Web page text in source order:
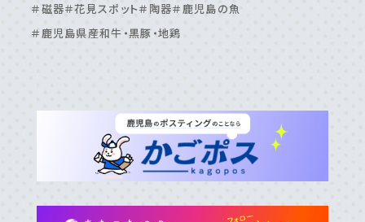
＃磁器＃花見スポット＃陶器＃鹿児島の魚
＃鹿児島県産和牛・黒豚・地鶏